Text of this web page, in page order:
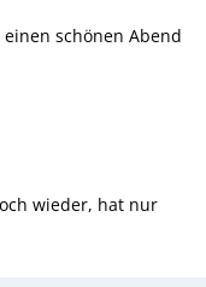
schönen Abend
wieder, hat nur